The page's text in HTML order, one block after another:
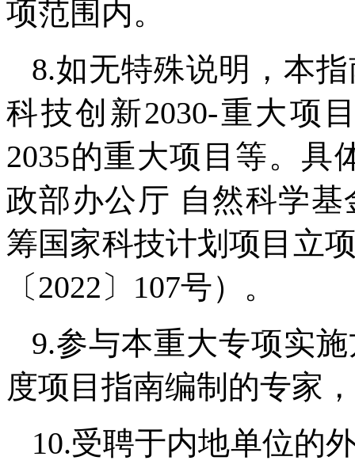
项范围内。
8.如无特殊说明，本
科技创新2030-重大项
2035的重大项目等。具
政部办公厅 自然科学
筹国家科技计划项目立
〔2022〕107号）。
9.参与本重大专项实
度项目指南编制的专家
10.受聘于内地单位的